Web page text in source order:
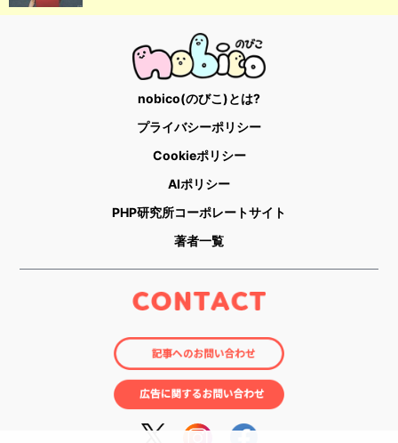
nobico(のびこ)とは?
プライバシーポリシー
Cookieポリシー
AIポリシー
PHP研究所コーポレートサイト
著者一覧